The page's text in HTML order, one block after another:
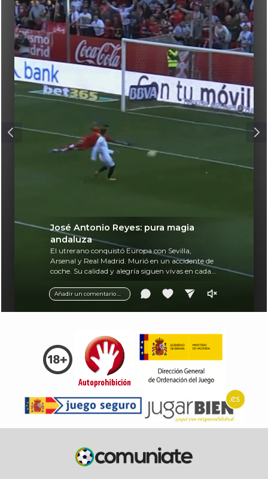
Añadir un comentario ...
José Antonio Reyes: pura magia
andaluza
El utrerano conquistó Europa con Sevilla,
Arsenal y Real Madrid. Murió en un accidente de
coche. Su calidad y alegría siguen vivas en cada